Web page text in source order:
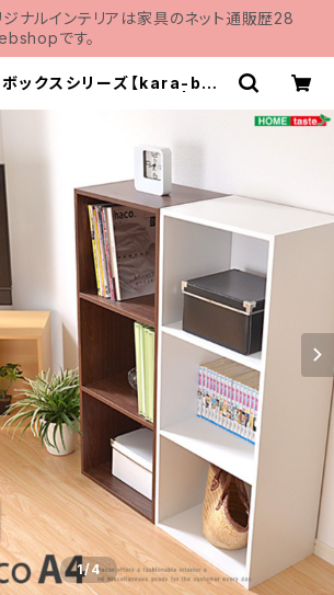
ジナルインテリアは家具のネット通販歴28
です。
ックスシリーズ【kara-bac
1/4